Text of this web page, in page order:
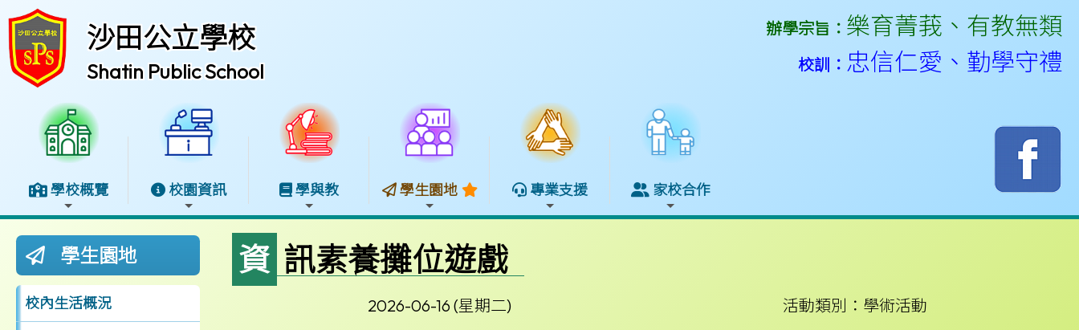
沙田公立學校
Shatin Public School
辦學宗旨： 樂育菁莪 、 有教無類
校訓： 忠信仁愛 、 勤學守禮
學校概覽 校園資訊 學與教 學生園地 專業支援 家校合作
學生園地
校內生活概況
資訊素養攤位遊戲
2026-06-16 (星期二)
活動類別：學術活動